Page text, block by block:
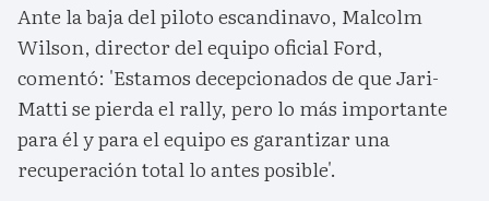
Ante la baja del piloto escandinavo, Malcolm
Wilson, director del equipo oficial Ford,
comentó: 'Estamos decepcionados de que Jari-
Matti se pierda el rally, pero lo más importante
para él y para el equipo es garantizar una
recuperación total lo antes posible'.